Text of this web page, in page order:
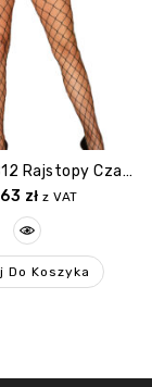
Bielizna S812 Rajstopy Czarne XL/XXL
zł z VAT
Do Koszyka